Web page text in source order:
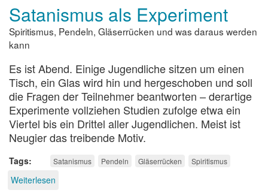
des
Teufels
liebster
Satanismus als Experiment
Spiritismus, Pendeln, Gläserrücken und was daraus werden
kann
Es ist Abend. Einige Jugendliche sitzen um einen
Tisch, ein Glas wird hin und hergeschoben und soll
die Fragen der Teilnehmer beantworten – derartige
Experimente vollziehen Studien zufolge etwa ein
Viertel bis ein Drittel aller Jugendlichen. Meist ist
Neugier das treibende Motiv.
Tags Satanismus Pendeln Gläserrücken Spiritismus
Weiterlesen